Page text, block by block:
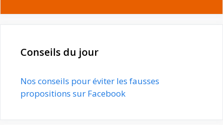
Conseils du jour
Nos conseils pour éviter les fausses
propositions sur Facebook